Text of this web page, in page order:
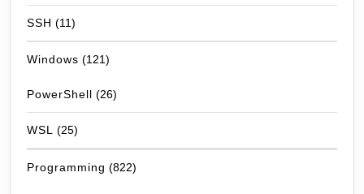
SSH (11)
Windows (121)
PowerShell (26)
WSL (25)
Programming (822)